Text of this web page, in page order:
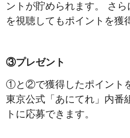
ントが貯められます。 さ
を視聴してもポイントを獲
③プレゼント
①と②で獲得したポイント
東京公式「あにてれ」内番
トに応募できます。